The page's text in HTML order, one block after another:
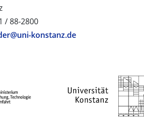
/ 88-2800
konstanz.de